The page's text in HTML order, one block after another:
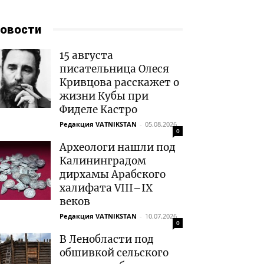
15 августа
писательница Олеся
Кривцова расскажет о
жизни Кубы при
Фиделе Кастро
Редакция VATNIKSTAN - 05.08.2026
0
Археологи нашли под
Калининградом
дирхамы Арабского
халифата VIII–IX
веков
Редакция VATNIKSTAN - 10.07.2026
0
В Ленобласти под
обшивкой сельского